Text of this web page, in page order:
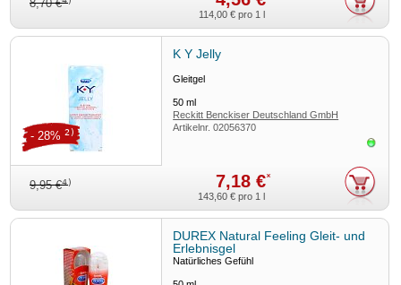
8,70 €
114,00 € pro 1 l
K Y Jelly
Gleitgel
50ml
Reckitt Benckiser Deutschland GmbH
Artikelnr.02056370
9,95 €4) 7,18 €*
- 28% 2)
143,60 € pro 1 l
DUREX Natural Feeling Gleit- und
Erlebnisgel
Natürliches Gefühl